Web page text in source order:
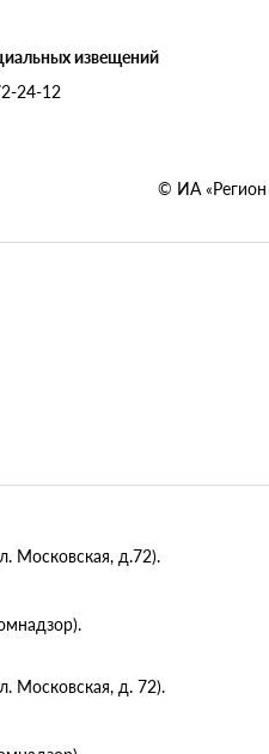
извещений
24-12
© ИА
Московская, д.72).
Московская, д. 72).